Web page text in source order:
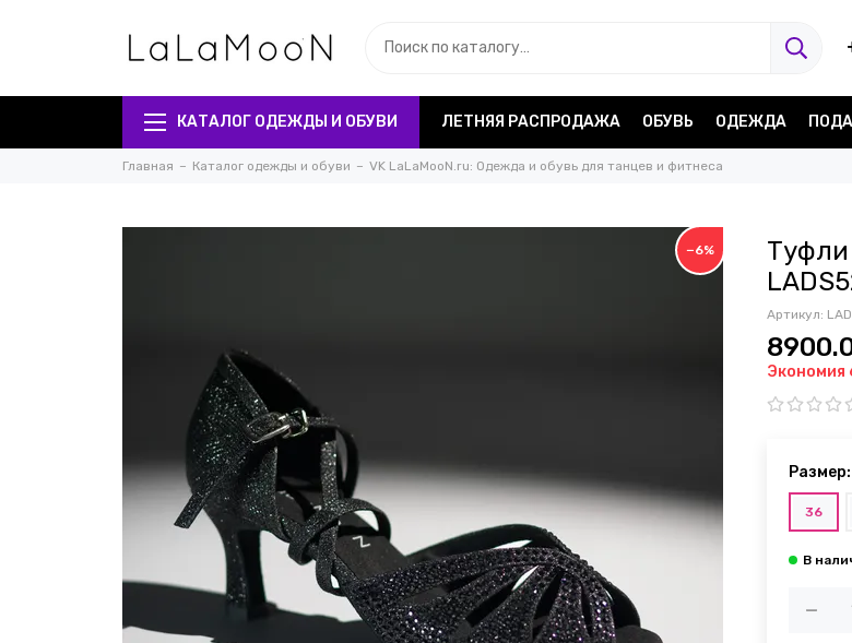
КАТАЛОГ ОДЕЖДЫ И ОБУВИ ЛЕТНЯЯ РАСПРОДАЖА ОБУВЬ ОДЕЖДА
Главная Каталог одежды и обуви VK LaLaMooN.ru: Одежда и обувь для танцев и фитнеса
−6%
Артикул:
Экономия
Размер:
36